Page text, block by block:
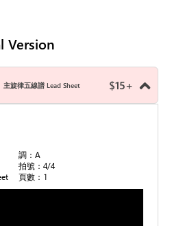
Version
主旋律五線譜 Lead Sheet $15+
調：A
拍號：4/4
頁數：1